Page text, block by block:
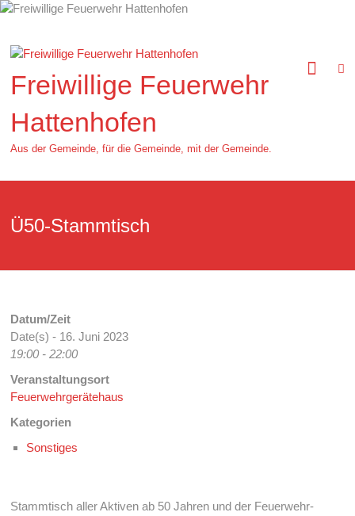
Zum
springen
Freiwillige Feuerwehr
Hattenhofen
Aus der Gemeinde, für die Gemeinde, mit der Gemeinde.
Ü50-Stammtisch
Datum/Zeit
Date(s) - 16. Juni 2023
19:00 - 22:00
Veranstaltungsort
Feuerwehrgerätehaus
Kategorien
Sonstiges
Stammtisch aller Aktiven ab 50 Jahren und der Feuerwehr-